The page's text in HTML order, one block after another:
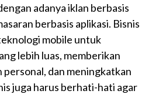
adanya iklan berbasis
berbasis aplikasi. Bisnis
mobile untuk
lebih luas, memberikan
personal, dan meningkatkan
juga harus berhati-hati agar